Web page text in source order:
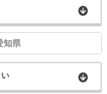
知県